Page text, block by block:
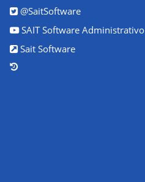
@SaitSoftware
SAIT Software Administrativo
Sait Software